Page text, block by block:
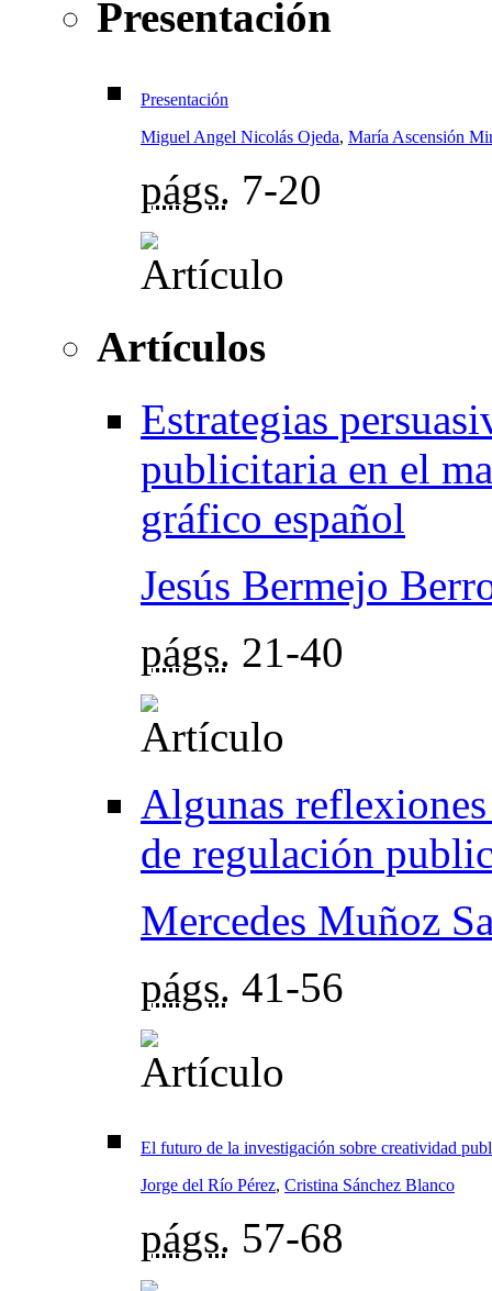
Presentación
Presentación
Miguel Angel Nicolás Ojeda, María Ascensión
págs. 7-20
Artículos
Estrategias
publicitaria en el
gráfico español
Jesús Bermejo
págs. 21-40
Algunas
de regulación
Mercedes Muñoz
págs. 41-56
El futuro de la investigación sobre creatividad
Jorge del Río Pérez, Cristina Sánchez Blanco
págs. 57-68